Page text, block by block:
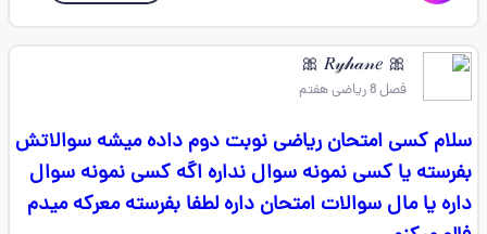
🎀 𝑅𝓎𝒽𝒶𝓃𝑒 🎀
فصل 8 ریاضی هفتم
سلام کسی امتحان ریاضی نوبت دوم داده میشه سوالاتش
بفرسته یا کسی نمونه سوال نداره اگه کسی نمونه سوال
داره یا مال سوالات امتحان داره لطفا بفرسته معرکه میدم